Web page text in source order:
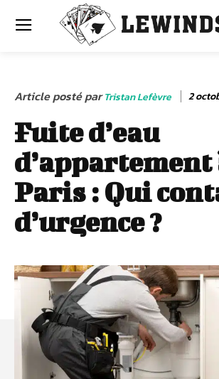
Article posté par Tristan Lefèvre 2
Fuite d’eau
d’appartement
Paris : Qui
d’urgence ?